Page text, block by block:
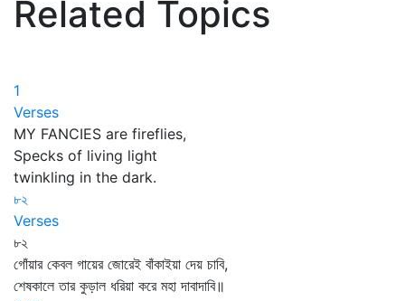
Related Topics
1
Verses
MY FANCIES are fireflies,
Specks of living light
twinkling in the dark.
৮২
Verses
৮২
গোঁয়ার কেবল গায়ের জোরেই বাঁকাইয়া দেয় চাবি,
শেষকালে তার কুড়াল ধরিয়া করে মহা দাবাদাবি॥